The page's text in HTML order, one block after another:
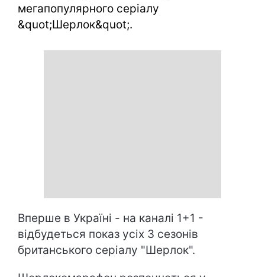
мегапопулярного серіалу
&quot;Шерлок&quot;.
Вперше в Україні - на каналі 1+1 -
відбудеться показ усіх 3 сезонів
британського серіалу "Шерлок".